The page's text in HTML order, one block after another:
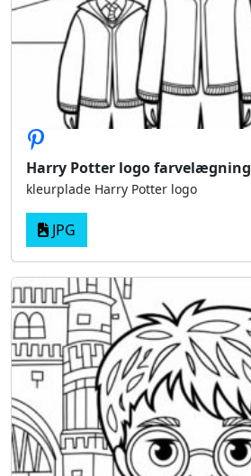
Harry Potter logo farvelægning
kleurplade Harry Potter logo
JPG